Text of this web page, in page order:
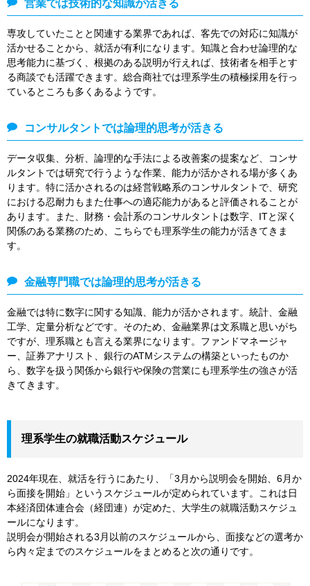
営業では技術的な知識が活きる
専攻していたことと関連する業界であれば、客先での対応に知識が
活かせることから、就活が有利になります。知識と合わせ論理的な
思考能力に基づく、根拠のある説明が行えれば、技術者を相手とす
る商談でも活躍できます。総合商社では理系学生の積極採用を行っ
ているところも多くあるようです。
コンサルタントでは論理的思考が活きる
データ収集、分析、論理的な手法による改善案の提案など、コンサ
ルタントでは研究で行うような作業、能力が活かされる場が多くあ
ります。特に活かされるのは経営戦略系のコンサルタントで、研究
における忍耐力もまた仕事への適応能力があると評価されることが
あります。また、財務・会計系のコンサルタントは数字、ITと深く
関係のある業務のため、こちらでも理系学生の能力が活きてきま
す。
金融専門職では論理的思考が活きる
金融では特に数字に関する知識、能力が活かされます。統計、金融
工学、定量分析などです。そのため、金融業界は文系職と思いがち
ですが、理系職とも言える業界になります。ファンドマネージャ
ー、証券アナリスト、銀行のATMシステムの構築といったものか
ら、数字を扱う関係から銀行や保険の営業にも理系学生の強さが活
きてきます。
理系学生の就職活動スケジュール
2024年現在、就活を行うにあたり、「3月から説明会を開始、6月か
ら面接を開始」というスケジュールが定められています。これは日
本経済団体連合会（経団連）が定めた、大学生の就職活動スケジュ
ールになります。
説明会が開始される3月以前のスケジュールから、面接などの選考か
ら内々定までのスケジュールをまとめると次の通りです。